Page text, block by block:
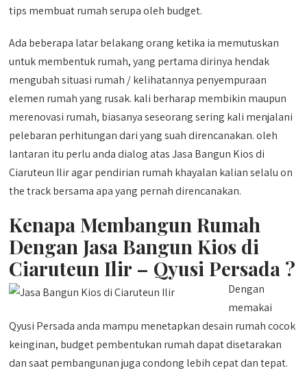
tips membuat rumah serupa oleh budget.
Ada beberapa latar belakang orang ketika ia memutuskan
untuk membentuk rumah, yang pertama dirinya hendak
mengubah situasi rumah / kelihatannya penyempuraan
elemen rumah yang rusak. kali berharap membikin maupun
merenovasi rumah, biasanya seseorang sering kali menjalani
pelebaran perhitungan dari yang suah direncanakan. oleh
lantaran itu perlu anda dialog atas Jasa Bangun Kios di
Ciaruteun Ilir agar pendirian rumah khayalan kalian selalu on
the track bersama apa yang pernah direncanakan.
Kenapa Membangun Rumah
Dengan Jasa Bangun Kios di
Ciaruteun Ilir – Qyusi Persada ?
Dengan
memakai
Qyusi Persada anda mampu menetapkan desain rumah cocok
keinginan, budget pembentukan rumah dapat disetarakan
dan saat pembangunan juga condong lebih cepat dan tepat.